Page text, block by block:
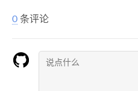
0 条评论